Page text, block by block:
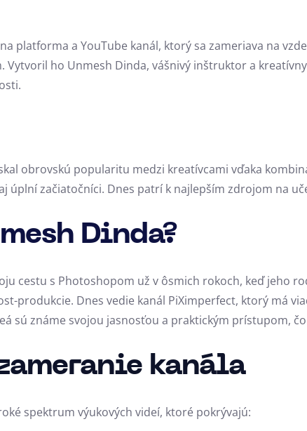
platforma a YouTube kanál, ktorý sa zameriava na
Vytvoril ho Unmesh Dinda, vášnivý inštruktor a
obrovskú popularitu medzi kreatívcami vďaka
úplní začiatočníci. Dnes patrí k najlepším zdrojom na
Dinda?
cestu s Photoshopom už v ôsmich rokoch, keď jeho
produkcie. Dnes vedie kanál PiXimperfect, ktorý má
sú známe svojou jasnosťou a praktickým prístupom,
kanála
spektrum výukových videí, ktoré pokrývajú: